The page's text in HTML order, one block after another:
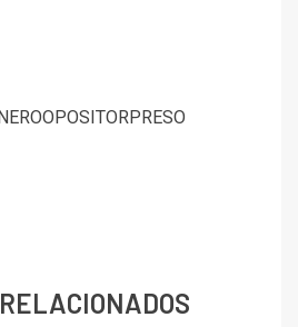
OPOSITORPRESO